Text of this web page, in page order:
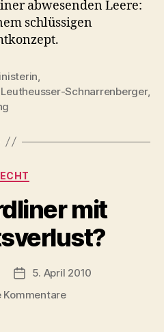
abwesenden Leere:
schlüssigen
Leutheusser-Schnarrenberger,
Kategorien
mit
Veröffentlichungsdatum
5. April 2010
Kommentarezu